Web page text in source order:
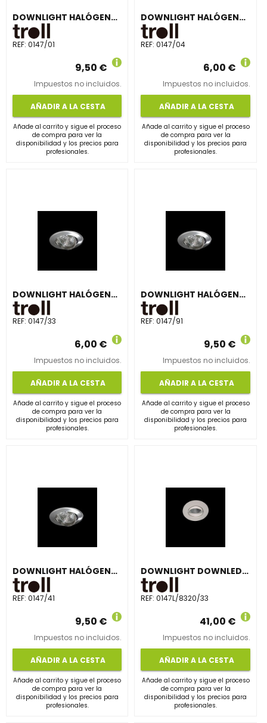
DOWNLIGHT HALÓGENA BTZ5 ORIENTABLE CROMO
REF: 0147/01
9,50 €
Impuestos no incluidos.
AÑADIR A LA CESTA
Añade al carrito y sigue el proceso
de compra para ver la
disponibilidad y los precios para
profesionales.
DOWNLIGHT HALÓGENA BTZ5 ORIENTABLE NEGRO
REF:0147/04
6,00 €
Impuestos no incluidos.
AÑADIR A LA CESTA
Añade al carrito y sigue el proceso
de compra para ver la
disponibilidad y los precios para
profesionales.
DOWNLIGHT HALÓGENA BTZ5 ORIENTABLE BLANCO
REF: 0147/33
6,00 €
Impuestos no incluidos.
AÑADIR A LA CESTA
Añade al carrito y sigue el proceso
de compra para ver la
disponibilidad y los precios para
profesionales.
DOWNLIGHT HALÓGENA BTZ5 ORIENTABLE NÍQUEL SATINADO
REF:0147/91
9,50 €
Impuestos no incluidos.
AÑADIR A LA CESTA
Añade al carrito y sigue el proceso
de compra para ver la
disponibilidad y los precios para
profesionales.
DOWNLIGHT HALÓGENA BTZ5 ORIENTABLE NÍQUEL MATE
REF: 0147/41
9,50 €
Impuestos no incluidos.
AÑADIR A LA CESTA
Añade al carrito y sigue el proceso
de compra para ver la
disponibilidad y los precios para
profesionales.
DOWNLIGHT DOWNLED 3000K 20° 7W BLANCO
REF:0147L/8320/33
41,00 €
Impuestos no incluidos.
AÑADIR A LA CESTA
Añade al carrito y sigue el proceso
de compra para ver la
disponibilidad y los precios para
profesionales.